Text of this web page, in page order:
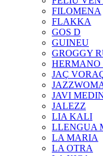
FILOMENA
FLAKKA
GOS D
GUINEU
GROGGY
HERMANO
JAÇ
JAVI
JALEZZ
LIA KALI
LLENGUA
LA MARIA
LA OTRA